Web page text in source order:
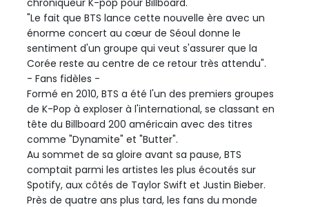
"Le fait que BTS lance cette nouvelle ère avec un
énorme concert au cœur de Séoul donne le
sentiment d'un groupe qui veut s'assurer que la
Corée reste au centre de ce retour très attendu".
- Fans fidèles -
Formé en 2010, BTS a été l'un des premiers groupes
de K-Pop à exploser à l'international, se classant en
tête du Billboard 200 américain avec des titres
comme "Dynamite" et "Butter".
Au sommet de sa gloire avant sa pause, BTS
comptait parmi les artistes les plus écoutés sur
Spotify, aux côtés de Taylor Swift et Justin Bieber.
Près de quatre ans plus tard, les fans du monde